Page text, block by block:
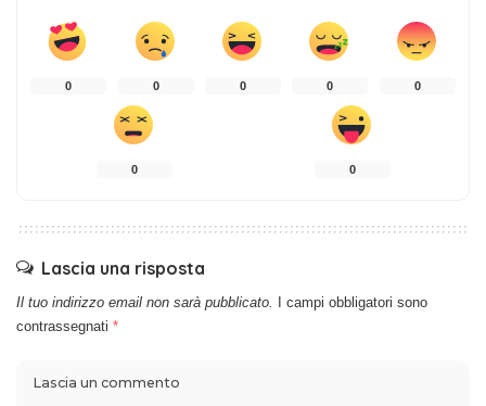
0 0 0 0 0
0 0
Lascia una risposta
Il tuo indirizzo email non sarà pubblicato.
I campi obbligatori sono
contrassegnati *